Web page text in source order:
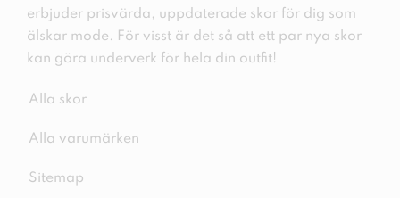
erbjuder prisvärda, uppdaterade skor för dig som
älskar mode. För visst är det så att ett par nya skor
kan göra underverk för hela din outfit!
Alla skor
Alla varumärken
Sitemap